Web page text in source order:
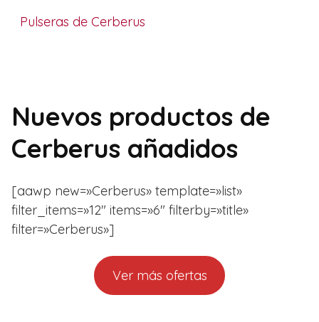
Pulseras de Cerberus
Nuevos productos de
Cerberus añadidos
[aawp new=»Cerberus» template=»list»
filter_items=»12″ items=»6″ filterby=»title»
filter=»Cerberus»]
Ver más ofertas